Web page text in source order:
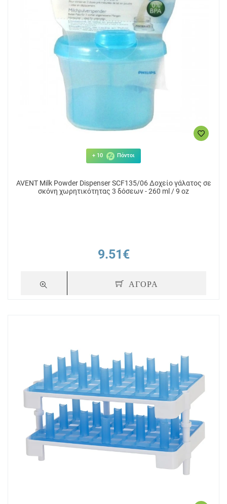
+ 10 Πόντοι
AVENT Milk Powder Dispenser SCF135/06 Δοχείο γάλατος σε
σκόνη χωρητικότητας 3 δόσεων - 260 ml / 9 oz
9.51€
ΑΓΟΡΑ